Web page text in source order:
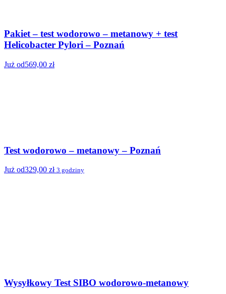
Pakiet – test wodorowo – metanowy + test
Helicobacter Pylori – Poznań
Już od569,00 zł
Test wodorowo – metanowy – Poznań
Już od329,00 zł 3 godziny
Wysyłkowy Test SIBO wodorowo-metanowy